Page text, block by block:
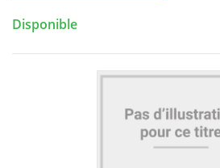
Disponible